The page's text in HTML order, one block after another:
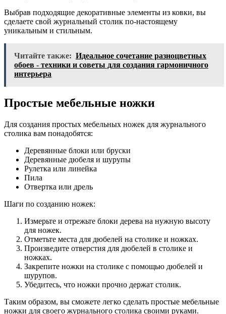
Выбрав подходящие декоративные элементы из ковки, вы
сделаете свой журнальный столик по-настоящему
уникальным и стильным.
Читайте также: Идеальное сочетание разноцветных
обоев - техники и советы для создания гармоничного
интерьера
Простые мебельные ножки
Для создания простых мебельных ножек для журнального
столика вам понадобятся:
Деревянные блоки или бруски
Деревянные дюбеля и шурупы
Рулетка или линейка
Пила
Отвертка или дрель
Шаги по созданию ножек:
Измерьте и отрежьте блоки дерева на нужную высоту
для ножек.
Отметьте места для дюбелей на столике и ножках.
Произведите отверстия для дюбелей в столике и
ножках.
Закрепите ножки на столике с помощью дюбелей и
шурупов.
Убедитесь, что ножки прочно держат столик.
Таким образом, вы сможете легко сделать простые мебельные
ножки для своего журнального столика своими руками.